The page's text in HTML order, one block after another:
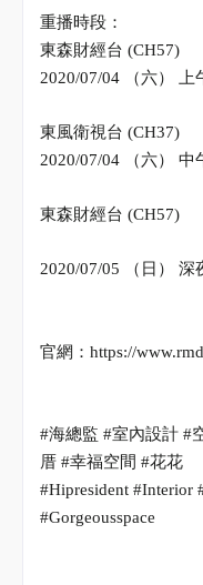
重播時段：
東森財經台 (CH57)
2020/07/04
（六） 上
東風衛視台 (CH37)
2020/07/04
（六） 中
東森財經台 (CH57)
2020/07/05 （日） 深
官網： https://
#海總監 #室內設計 #
厝 #幸福空間 #花花
#Hipresident #Interior
#Gorgeousspace